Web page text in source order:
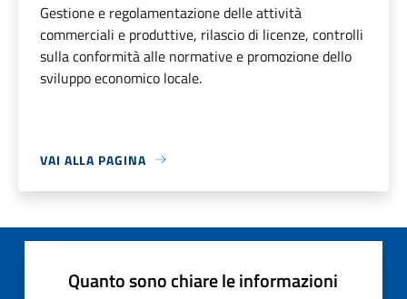
Gestione e regolamentazione delle attività
commerciali e produttive, rilascio di licenze, controlli
sulla conformità alle normative e promozione dello
sviluppo economico locale.
VAI ALLA PAGINA
Quanto sono chiare le informazioni